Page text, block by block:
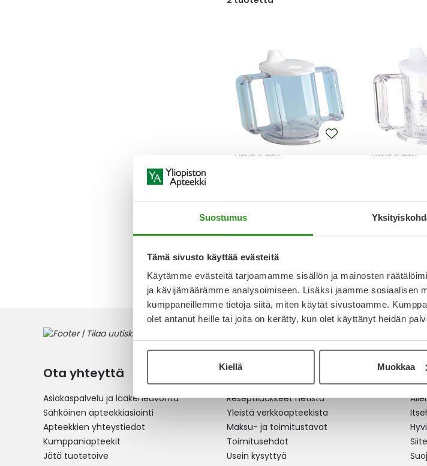
Suostumus
Tämä sivusto käyttää evästeitä
Käytämme evästeitä tarjoamamme sisällön ja mainosten
ja kävijämäärämme analysoimiseen. Lisäksi jaamme sosiaalisen
kumppaneillemme tietoja siitä, miten käytät sivustoamme.
olet antanut heille tai joita on kerätty, kun olet käyttänyt heidän
Kiellä Muokkaa
HENRO TEK
HENRO TEK
2tuotetta
Ota yhteyttä
Asiakaspalvelu ja lääkeneuvonta
Sähköinen apteekkiasiointi
Apteekkien yhteystiedot
Kumppaniapteekit
Jätä tuotetoive
Verkkoapteekki
Reseptilääkkeet netistä
Yleistä verkkoapteekista
Maksu- ja toimitustavat
Toimitusehdot
Usein kysyttyä